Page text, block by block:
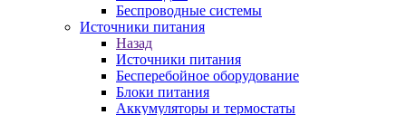
Беспроводные системы
Источники питания
Назад
Источники питания
Бесперебойное оборудование
Блоки питания
Аккумуляторы и термостаты